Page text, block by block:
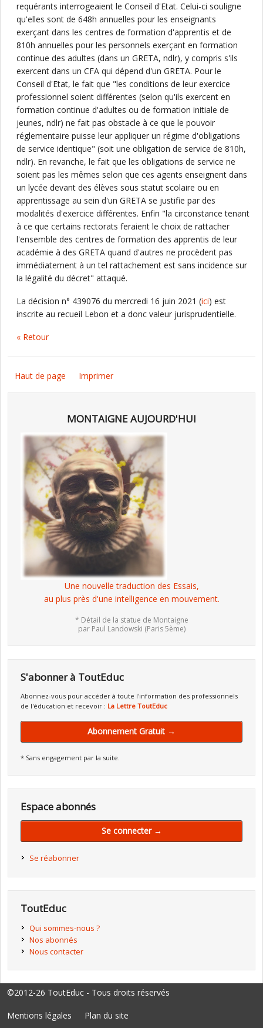
requérants interrogeaient le Conseil d'Etat. Celui-ci souligne
qu'elles sont de 648h annuelles pour les enseignants
exerçant dans les centres de formation d'apprentis et de
810h annuelles pour les personnels exerçant en formation
continue des adultes (dans un GRETA, ndlr), y compris s'ils
exercent dans un CFA qui dépend d'un GRETA. Pour le
Conseil d'Etat, le fait que "les conditions de leur exercice
professionnel soient différentes (selon qu'ils exercent en
formation continue d'adultes ou de formation initiale de
jeunes, ndlr) ne fait pas obstacle à ce que le pouvoir
réglementaire puisse leur appliquer un régime d'obligations
de service identique" (soit une obligation de service de 810h,
ndlr). En revanche, le fait que les obligations de service ne
soient pas les mêmes selon que ces agents enseignent dans
un lycée devant des élèves sous statut scolaire ou en
apprentissage au sein d'un GRETA se justifie par des
modalités d'exercice différentes. Enfin "la circonstance tenant
à ce que certains rectorats feraient le choix de rattacher
l'ensemble des centres de formation des apprentis de leur
académie à des GRETA quand d'autres ne procèdent pas
immédiatement à un tel rattachement est sans incidence sur
la légalité du décret" attaqué.
La décision n° 439076 du mercredi 16 juin 2021 (ici) est
inscrite au recueil Lebon et a donc valeur jurisprudentielle.
« Retour
Haut de page Imprimer
MONTAIGNE AUJOURD'HUI
Une nouvelle traduction des Essais,
au plus près d'une intelligence en mouvement.
* Détail de la statue de Montaigne
par Paul Landowski (Paris 5ème)
S'abonner à ToutEduc
Abonnez-vous pour accéder à toute l'information des professionnels
de l'éducation et recevoir : La Lettre ToutEduc
Abonnement Gratuit →
* Sans engagement par la suite.
Espace abonnés
Se connecter →
Se réabonner
ToutEduc
Qui sommes-nous ?
Nos abonnés
Nous contacter
©2012-26 ToutEduc - Tous droits réservés
Mentions légales Plan du site